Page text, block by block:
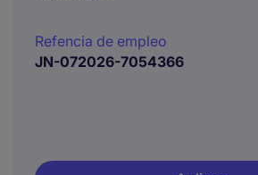
Refencia de empleo
JN-072026-7054366